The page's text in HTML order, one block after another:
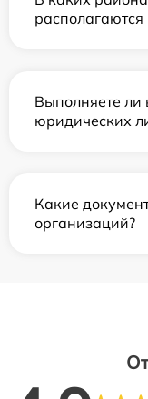
Выполняете ли
юридических
Какие
организаций?